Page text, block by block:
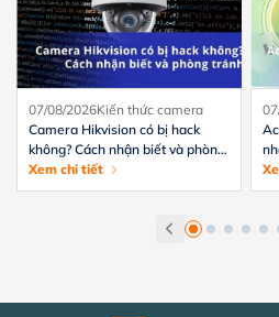
07/08/2026Kiến thức camera
Camera Hikvision có bị hack
không? Cách nhận biết và phòng
tránh hiệu quả
Xem chi tiết